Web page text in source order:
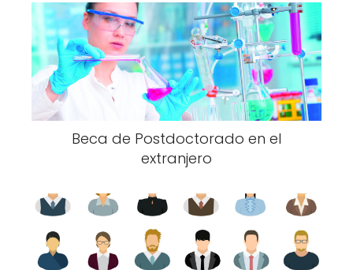
Beca de Postdoctorado en el
extranjero